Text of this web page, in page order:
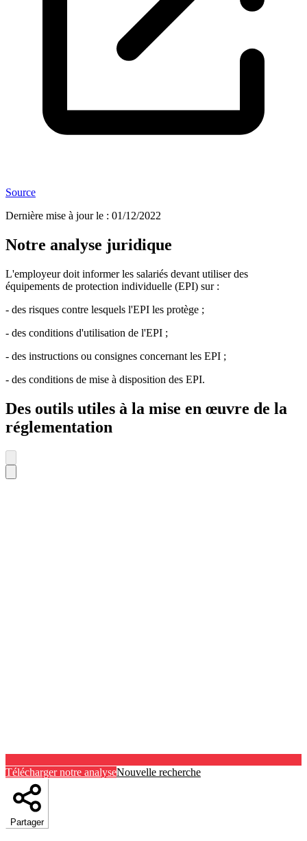
Source
Dernière mise à jour le : 01/12/2022
Notre analyse juridique
L'employeur doit informer les salariés devant utiliser des
équipements de protection individuelle (EPI) sur :
- des risques contre lesquels l'EPI les protège ;
- des conditions d'utilisation de l'EPI ;
- des instructions ou consignes concernant les EPI ;
- des conditions de mise à disposition des EPI.
Des outils utiles à la mise en œuvre de la
réglementation
Télécharger notre analyseNouvelle recherche
Partager